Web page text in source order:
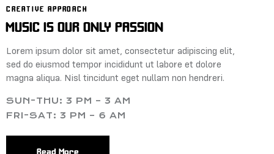
CREATIVE APPROACH
MUSIC IS OUR ONLY PASSION
Lorem ipsum dolor sit amet, consectetur adipiscing elit,
sed do eiusmod tempor incididunt ut labore et dolore
magna aliqua. Nisl tincidunt eget nullam non hendreri.
SUN-THU: 3 PM – 3 AM
FRI-SAT: 3 PM – 6 AM